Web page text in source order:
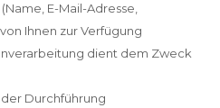
E-Mail-Adresse,
Ihnen zur Verfügung
dient dem Zweck
Durchführung